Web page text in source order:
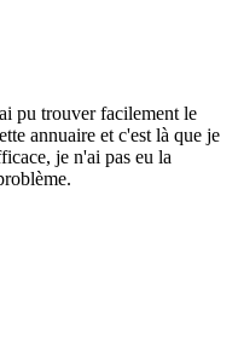
pu trouver facilement le
annuaire et c'est là que je
je n'ai pas eu la